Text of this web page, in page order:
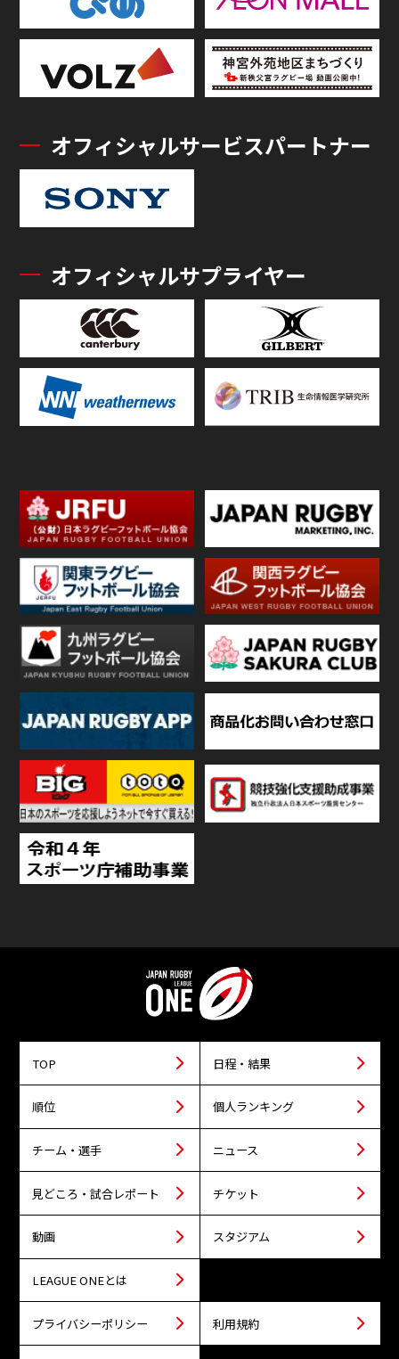
オフィシャルサービスパートナー
オフィシャルサプライヤー
TOP 日程・結果
順位 個人ランキング
チーム・選手 ニュース
見どころ・試合レポート チケット
動画 スタジアム
LEAGUE ONEとは
プライバシーポリシー 利用規約